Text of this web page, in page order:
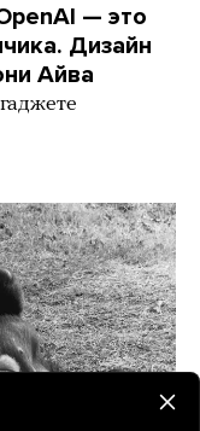
— это
Дизайн
Айва